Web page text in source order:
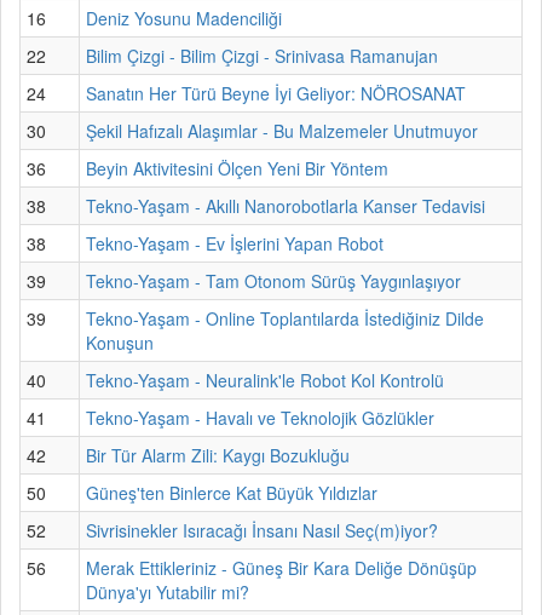
16
Deniz Yosunu Madenciliği
22
Bilim Çizgi - Bilim Çizgi - Srinivasa Ramanujan
24
Sanatın Her Türü Beyne İyi Geliyor: NÖROSANAT
30
Şekil Hafızalı Alaşımlar - Bu Malzemeler Unutmuyor
36
Beyin Aktivitesini Ölçen Yeni Bir Yöntem
38
Tekno-Yaşam - Akıllı Nanorobotlarla Kanser Tedavisi
38
Tekno-Yaşam - Ev İşlerini Yapan Robot
39
Tekno-Yaşam - Tam Otonom Sürüş Yaygınlaşıyor
39
Tekno-Yaşam - Online Toplantılarda İstediğiniz Dilde
Konuşun
40
Tekno-Yaşam - Neuralink'le Robot Kol Kontrolü
41
Tekno-Yaşam - Havalı ve Teknolojik Gözlükler
42
Bir Tür Alarm Zili: Kaygı Bozukluğu
50
Güneş'ten Binlerce Kat Büyük Yıldızlar
52
Sivrisinekler Isıracağı İnsanı Nasıl Seç(m)iyor?
56
Merak Ettikleriniz - Güneş Bir Kara Deliğe Dönüşüp
Dünya'yı Yutabilir mi?